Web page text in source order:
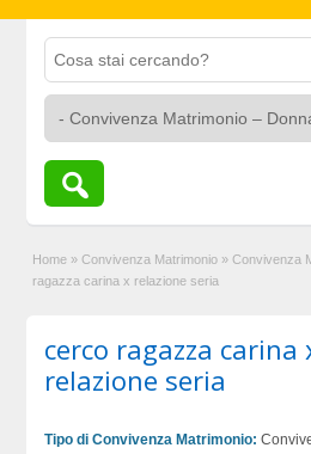
Home » Convivenza Matrimonio » Convivenza
ragazza carina x relazione seria
cerco ragazza carina
relazione seria
Tipo di Convivenza Matrimonio: